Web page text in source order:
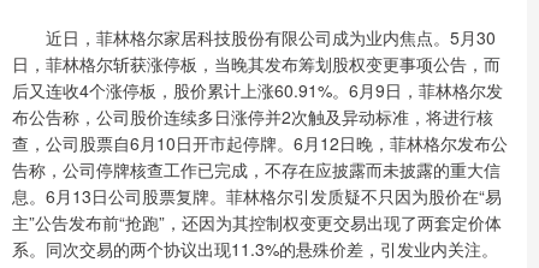
近日，菲林格尔家居科技股份有限公司成为业内焦点。5月30
日，菲林格尔斩获涨停板，当晚其发布筹划股权变更事项公告，而
后又连收4个涨停板，股价累计上涨60.91%。6月9日，菲林格尔发
布公告称，公司股价连续多日涨停并2次触及异动标准，将进行核
查，公司股票自6月10日开市起停牌。6月12日晚，菲林格尔发布公
告称，公司停牌核查工作已完成，不存在应披露而未披露的重大信
息。6月13日公司股票复牌。菲林格尔引发质疑不只因为股价在“易
主”公告发布前“抢跑”，还因为其控制权变更交易出现了两套定价体
系。同次交易的两个协议出现11.3%的悬殊价差，引发业内关注。